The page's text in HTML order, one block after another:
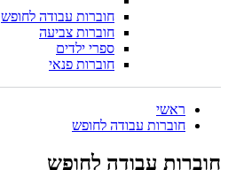
חוברות עבודה לחופש
חוברות צביעה
ספרי ילדים
חוברות פנאי
ראשי
חוברות עבודה לחופש
חוברות עבודה לחופש